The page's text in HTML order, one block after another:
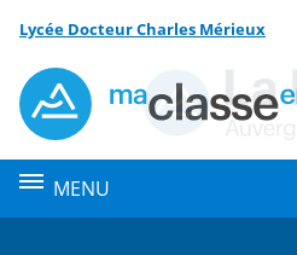
Menu de la rubrique
Contenu
Lycée Docteur Charles Mérieux
MENU